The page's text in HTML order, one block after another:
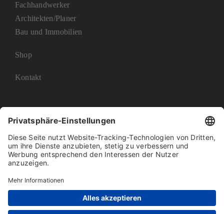
Fachhandwerker
Architekten/Planer
Bau und Immobilien
Shop
Kontakt
Impressum Datenschutz AGB Barrierefreiheit